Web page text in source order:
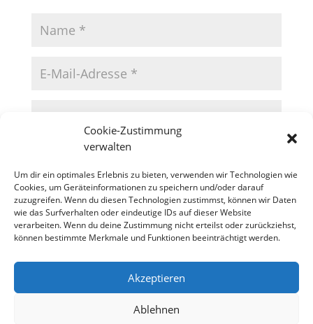
Cookie-Zustimmung
verwalten
Um dir ein optimales Erlebnis zu bieten, verwenden wir Technologien wie
Cookies, um Geräteinformationen zu speichern und/oder darauf
zuzugreifen. Wenn du diesen Technologien zustimmst, können wir Daten
wie das Surfverhalten oder eindeutige IDs auf dieser Website
verarbeiten. Wenn du deine Zustimmung nicht erteilst oder zurückziehst,
können bestimmte Merkmale und Funktionen beeinträchtigt werden.
Akzeptieren
Ablehnen
Datenschutzerklärung
Impressum
Cookie-Richtlinie (EU)